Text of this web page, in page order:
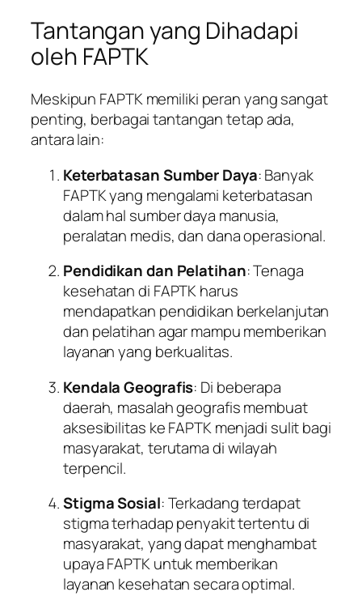
Tantangan yang Dihadapi
oleh FAPTK
Meskipun FAPTK memiliki peran yang sangat
penting, berbagai tantangan tetap ada,
antara lain:
Keterbatasan Sumber Daya: Banyak
FAPTK yang mengalami keterbatasan
dalam hal sumber daya manusia,
peralatan medis, dan dana operasional.
Pendidikan dan Pelatihan: Tenaga
kesehatan di FAPTK harus
mendapatkan pendidikan berkelanjutan
dan pelatihan agar mampu memberikan
layanan yang berkualitas.
Kendala Geografis: Di beberapa
daerah, masalah geografis membuat
aksesibilitas ke FAPTK menjadi sulit bagi
masyarakat, terutama di wilayah
terpencil.
Stigma Sosial: Terkadang terdapat
stigma terhadap penyakit tertentu di
masyarakat, yang dapat menghambat
upaya FAPTK untuk memberikan
layanan kesehatan secara optimal.